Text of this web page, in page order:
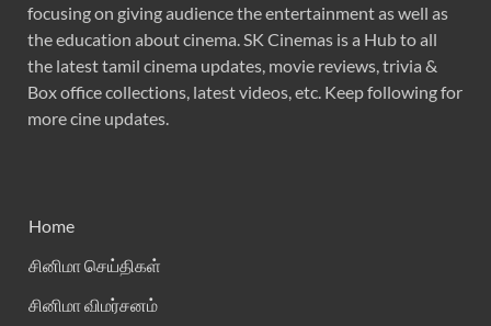
focusing on giving audience the entertainment as well as
the education about cinema. SK Cinemas is a Hub to all
the latest tamil cinema updates, movie reviews, trivia &
Box office collections, latest videos, etc. Keep following for
more cine updates.
Home
சினிமா செய்திகள்
சினிமா விமர்சனம்